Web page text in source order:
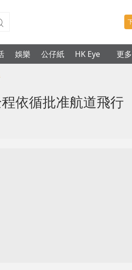
娛樂 公仔紙 HK Eye 更多
依循批准航道飛行